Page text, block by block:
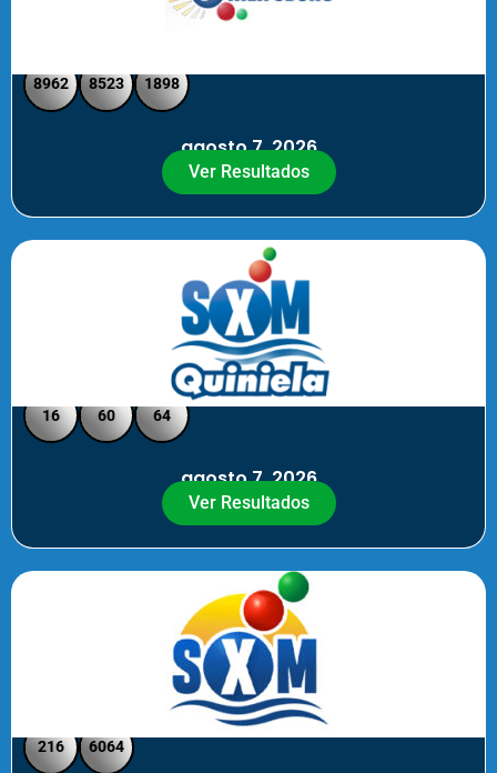
8962 8523 1898
agosto 7, 2026
Ver Resultados
Quiniela SXM - Noche
16 60 64
agosto 7, 2026
Ver Resultados
SXM Noche - Pick 3 Pick 4
216 6064